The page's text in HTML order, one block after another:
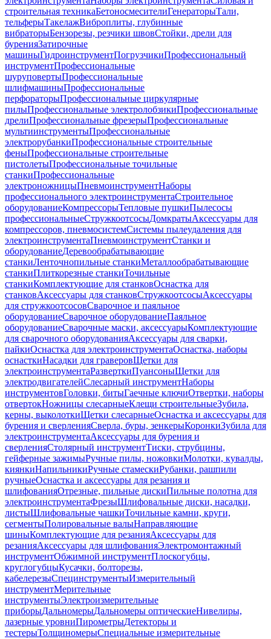
строительная техникаБетоносмесителиГенераторыТали,
тельферыТакелажВиброплиты, глубинные
вибраторыБензорезы, резчики швовСтойки, дрели для
буренияЗатирочные
машиныГидроинструментПогрузчикиПрофессиональный
инструментПрофессиональные
шуруповертыПрофессиональные
шлифмашиныПрофессиональные
перфораторыПрофессиональные циркулярные
пилыПрофессиональные электролобзикиПрофессиональные
дрелиПрофессиональные фрезерыПрофессиональные
мультиинструментыПрофессиональные
электрорубанкиПрофессиональные строительные
феныПрофессиональные строительные
пистолетыПрофессиональные точильные
станкиПрофессиональные
электроножницыПневмоинструментНаборы
профессионального электроинструментаСтроительное
оборудованиеКомпрессорыТепловые пушкиПылесосы
профессиональныеСтружкоотсосыДомкратыАксессуары для
компрессоров, пневмосистемСистемы пылеудаления для
электроинструментаПневмоинструментСтанки и
оборудованиеДеревообрабатывающие
станкиЛенточнопильные станкиМеталлообрабатывающие
станкиПлиткорезные станкиТочильные
станкиКомплектующие для станковОснастка для
станковАксессуары для станковСтружкоотсосыАксессуары
для стружкоотсосовСварочное и паяльное
оборудованиеСварочное оборудованиеПаяльное
оборудованиеСварочные маски, аксессуарыКомплектующие
для сварочного оборудованияАксессуары для сварки,
пайкиОснастка для электроинструментаОснастка, наборы
оснасткиНасадки для граверовЩетки для
электроинструментаРазверткиПуансоныЩетки для
электродвигателейСлесарный инструментНаборы
инструментовГоловки, битыГаечные ключиОтвертки, наборы
отвертокНожницы слесарныеКлещи строительныеЗубила,
керны, выколоткиЩетки слесарныеОснастка и аксессуары для
бурения и сверленияСверла, буры, зенкерыКоронкиЗубила для
электроинструментаАксессуары для бурения и
сверленияСтолярный инструментТиски, струбцины,
гейферные зажимыРучные пилы, ножовкиМолотки, кувалды,
киянкиНапильникиРучные стамескиРубанки, рашпили
ручныеОснастка и аксессуары для резания и
шлифованияОтрезные, пильные дискиПильные полотна для
электроинструментаФрезыШлифовальные диски, насадки,
листыШлифовальные чашкиТочильные камни, круги,
сегментыПолировальные валыНаправляющие
шиныКомплектующие для резанияАксессуары для
резанияАксессуары для шлифованияЭлектромонтажный
инструментОбжимной инструментПлоскогубцы,
круглогубцыКусачки, болторезы,
кабелерезыСпецинструментыИзмерительный
инструментМерительные
инструментыЭлектроизмерительные
приборыДальномерыДальномеры оптическиеНивелиры,
лазерные уровниПирометрыДетекторы и
тестерыТолщиномерыСпециальные измерительные